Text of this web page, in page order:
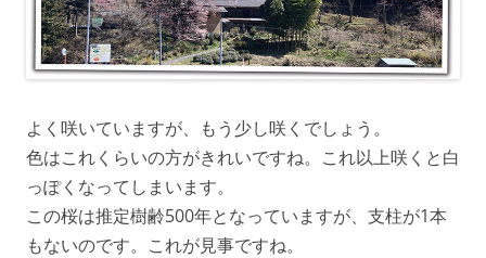
よく咲いていますが、もう少し咲くでしょう。
色はこれくらいの方がきれいですね。これ以上咲くと白
っぽくなってしまいます。
この桜は推定樹齢500年となっていますが、支柱が1本
もないのです。これが見事ですね。